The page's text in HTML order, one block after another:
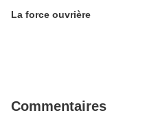
La force ouvrière
Commentaires